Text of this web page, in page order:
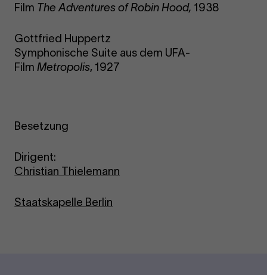
Film The Adventures of Robin Hood, 1938
Gottfried Huppertz
Symphonische Suite aus dem UFA-
Film Metropolis, 1927
Besetzung
Dirigent:
Christian Thielemann
Staatskapelle Berlin